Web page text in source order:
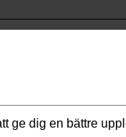
att må illa"
ge dig en bättre